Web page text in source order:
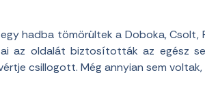
hadba tömörültek a Doboka, Csolt,
az oldalát biztosították az egész
csillogott. Még annyian sem